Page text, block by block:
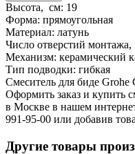
Высота, см: 19
Форма: прямоугольная
Материал: латунь
Число отверстий
Механизм: керамический
Тип подводки: гибкая
Смеситель для биде Grohe
Оформить заказ и купить
в Москве в нашем
991-95-00 или добавив
Другие товары